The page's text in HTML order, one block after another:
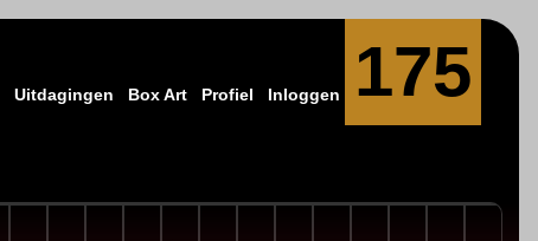
Uitdagingen Box Art Profiel Inloggen 175